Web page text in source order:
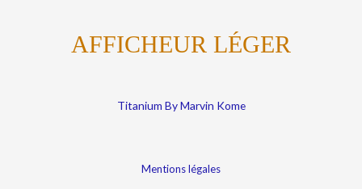
AFFICHEUR LÉGER
Titanium By Marvin Kome
Mentions légales